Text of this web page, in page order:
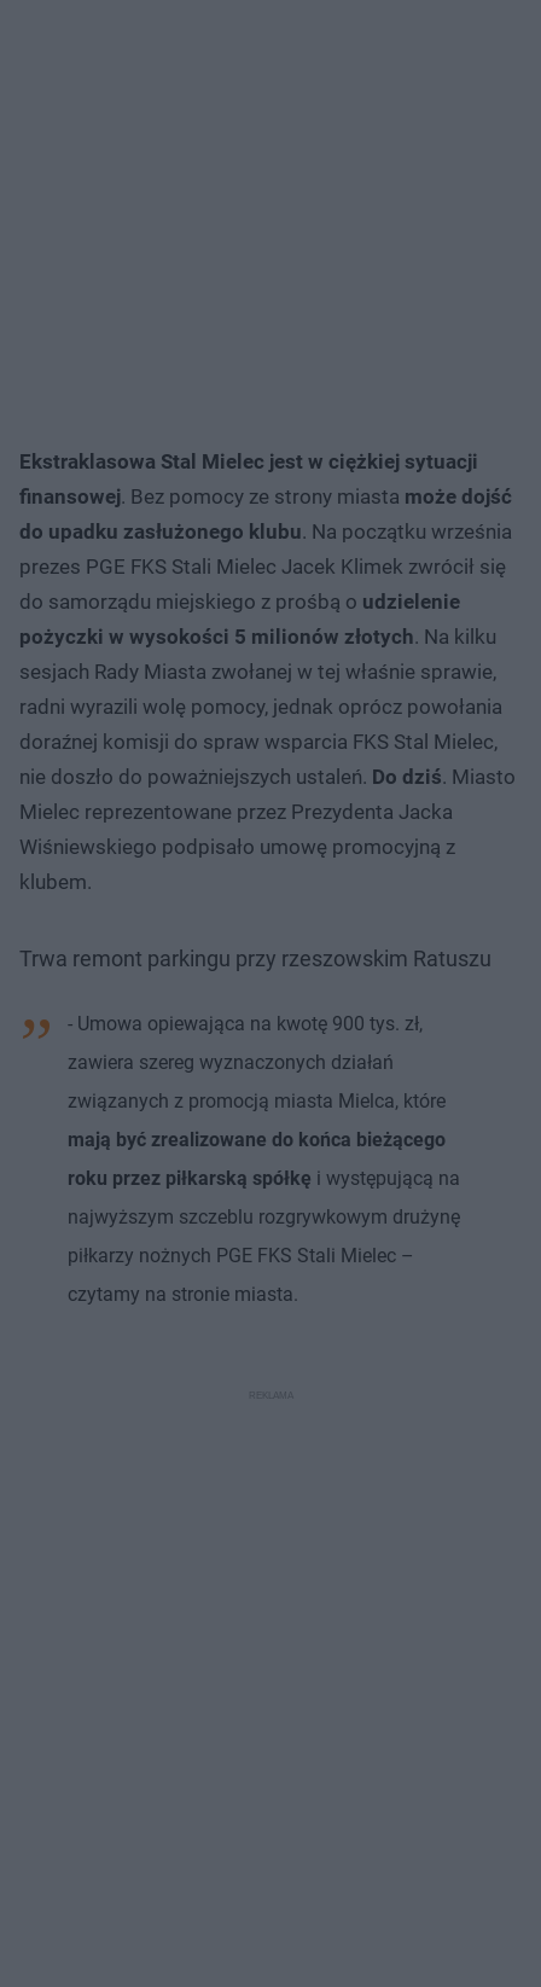
Ekstraklasowa Stal Mielec jest w ciężkiej sytuacji
finansowej. Bez pomocy ze strony miasta może dojść
do upadku zasłużonego klubu. Na początku września
prezes PGE FKS Stali Mielec Jacek Klimek zwrócił się
do samorządu miejskiego z prośbą o udzielenie
pożyczki w wysokości 5 milionów złotych. Na kilku
sesjach Rady Miasta zwołanej w tej właśnie sprawie,
radni wyrazili wolę pomocy, jednak oprócz powołania
doraźnej komisji do spraw wsparcia FKS Stal Mielec,
nie doszło do poważniejszych ustaleń. Do dziś. Miasto
Mielec reprezentowane przez Prezydenta Jacka
Wiśniewskiego podpisało umowę promocyjną z
klubem.
Trwa remont parkingu przy rzeszowskim Ratuszu
- Umowa opiewająca na kwotę 900 tys. zł,
zawiera szereg wyznaczonych działań
związanych z promocją miasta Mielca, które
mają być zrealizowane do końca bieżącego
roku przez piłkarską spółkę i występującą na
najwyższym szczeblu rozgrywkowym drużynę
piłkarzy nożnych PGE FKS Stali Mielec –
czytamy na stronie miasta.